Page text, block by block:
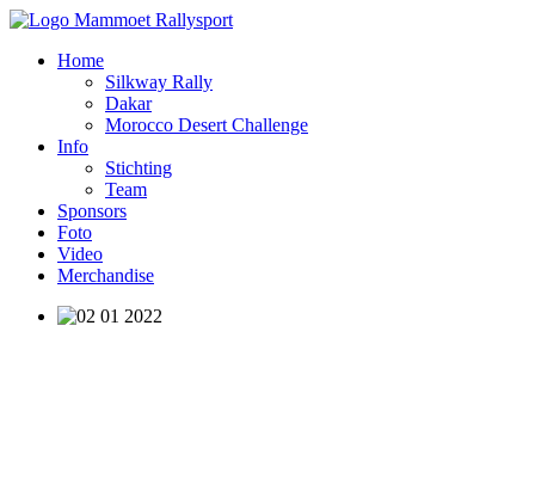
Home
Silkway Rally
Dakar
Morocco Desert Challenge
Info
Stichting
Team
Sponsors
Foto
Video
Merchandise